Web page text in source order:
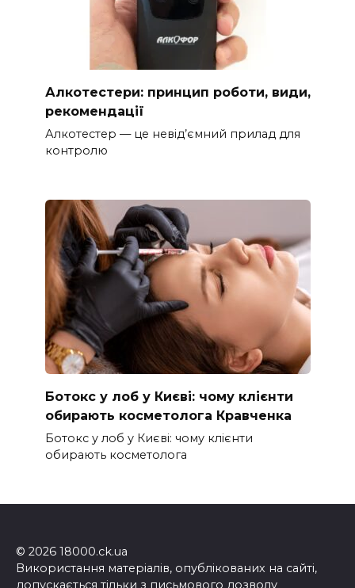
Алкотестери: принцип роботи, види,
рекомендації
Алкотестер — це невід’ємний прилад для
контролю
Ботокс у лоб у Києві: чому клієнти
обирають косметолога Кравченка
Ботокс у лоб у Києві: чому клієнти
обирають косметолога
© 2026 18000.ck.ua
Використання матеріалів, опублікованих на сайті,
допускається тільки з письмового дозволу